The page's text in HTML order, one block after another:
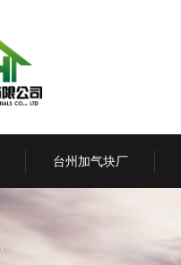
台州加气块厂